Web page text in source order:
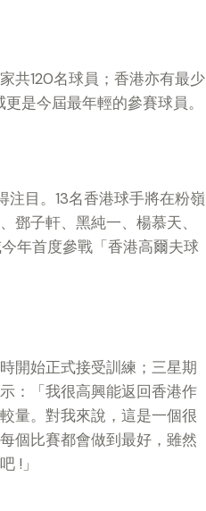
共120名球員；香港亦有最少
是今屆最年輕的參賽球員。
目。13名香港球手將在粉嶺
鄧子軒、黑純一、楊慕天、
年首度參戰「香港高爾夫球
開始正式接受訓練；三星期
：「我很高興能返回香港作
量。對我來說，這是一個很
個比賽都會做到最好，雖然
!」